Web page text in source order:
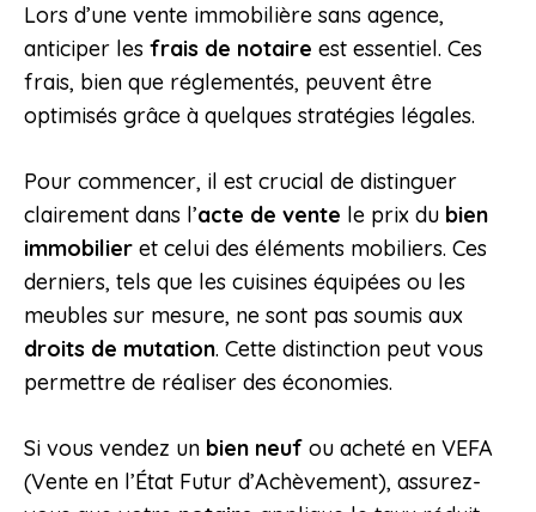
Lors d’une vente immobilière sans agence,
anticiper les frais de notaire est essentiel. Ces
frais, bien que réglementés, peuvent être
optimisés grâce à quelques stratégies légales.
Pour commencer, il est crucial de distinguer
clairement dans l’acte de vente le prix du bien
immobilier et celui des éléments mobiliers. Ces
derniers, tels que les cuisines équipées ou les
meubles sur mesure, ne sont pas soumis aux
droits de mutation. Cette distinction peut vous
permettre de réaliser des économies.
Si vous vendez un bien neuf ou acheté en VEFA
(Vente en l’État Futur d’Achèvement), assurez-